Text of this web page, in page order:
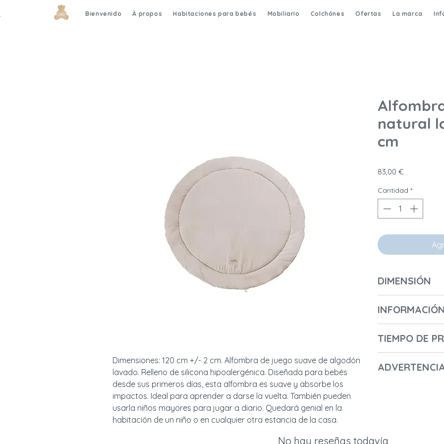
Bienvenido À propos Habitaciones para bebés Mobiliario Colchónes Ofertas La marca
Dimensiones: 120 cm +/- 2 cm. Alfombra de juego suave de algodón
lavado. Relleno de silicona hipoalergénica. Diseñada para bebés
desde sus primeros días, esta alfombra es suave y absorbe los
impactos. Ideal para aprender a darse la vuelta. También pueden
usarla niños mayores para jugar a diario. Quedará genial en la
habitación de un niño o en cualquier otra estancia de la casa.
natural
cm
83,00 €
Cantidad *
DIMENSIÓN
Ancho (cm) /
Altura (cm): 3
Diámetro (cm):
Longitud de la
Altura de la
Ancho de la
Ancho de la
TIEMPO DE
No hay reseñas todavía